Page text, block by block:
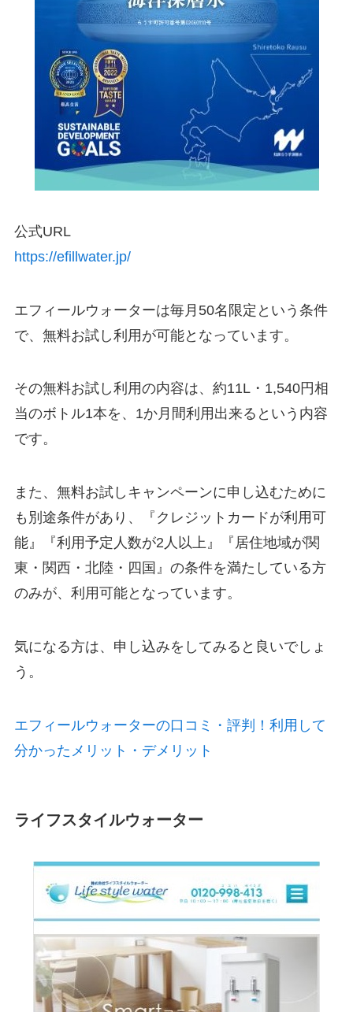
公式URL
https://efillwater.jp/
エフィールウォーターは毎月50名限定という条件
で、無料お試し利用が可能となっています。
その無料お試し利用の内容は、約11L・1,540円相
当のボトル1本を、1か月間利用出来るという内容
です。
また、無料お試しキャンペーンに申し込むために
も別途条件があり、『クレジットカードが利用可
能』『利用予定人数が2人以上』『居住地域が関
東・関西・北陸・四国』の条件を満たしている方
のみが、利用可能となっています。
気になる方は、申し込みをしてみると良いでしょ
う。
エフィールウォーターの口コミ・評判！利用して
分かったメリット・デメリット
ライフスタイルウォーター